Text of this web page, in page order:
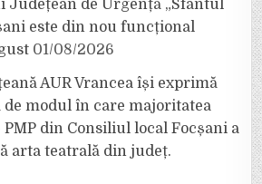
Județean de Urgență „Sfântul
este din nou funcțional
01/08/2026
AUR Vrancea își exprimă
de modul în care majoritatea
PMP din Consiliul local Focșani a
arta teatrală din județ.